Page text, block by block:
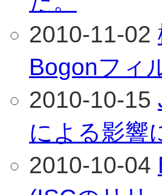
2010-11-02
Bogonフィ
2010-10-15
による影響
2010-10-04